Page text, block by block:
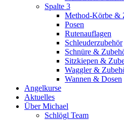
Spalte 3
Method-Körbe &
Posen
Rutenauflagen
Schleuderzubehör
Schnüre &
Sitzkiepen &
Waggler &
Wannen & Dosen
Angelkurse
Aktuelles
Über Michael
Schlögl Team